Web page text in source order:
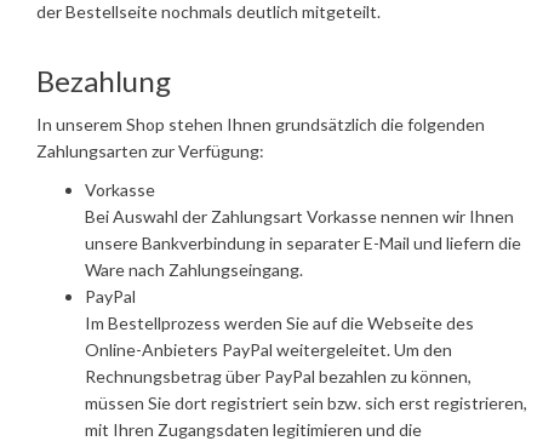
der Bestellseite nochmals deutlich mitgeteilt.
Bezahlung
In unserem Shop stehen Ihnen grundsätzlich die folgenden
Zahlungsarten zur Verfügung:
Vorkasse
Bei Auswahl der Zahlungsart Vorkasse nennen wir Ihnen
unsere Bankverbindung in separater E-Mail und liefern die
Ware nach Zahlungseingang.
PayPal
Im Bestellprozess werden Sie auf die Webseite des
Online-Anbieters PayPal weitergeleitet. Um den
Rechnungsbetrag über PayPal bezahlen zu können,
müssen Sie dort registriert sein bzw. sich erst registrieren,
mit Ihren Zugangsdaten legitimieren und die